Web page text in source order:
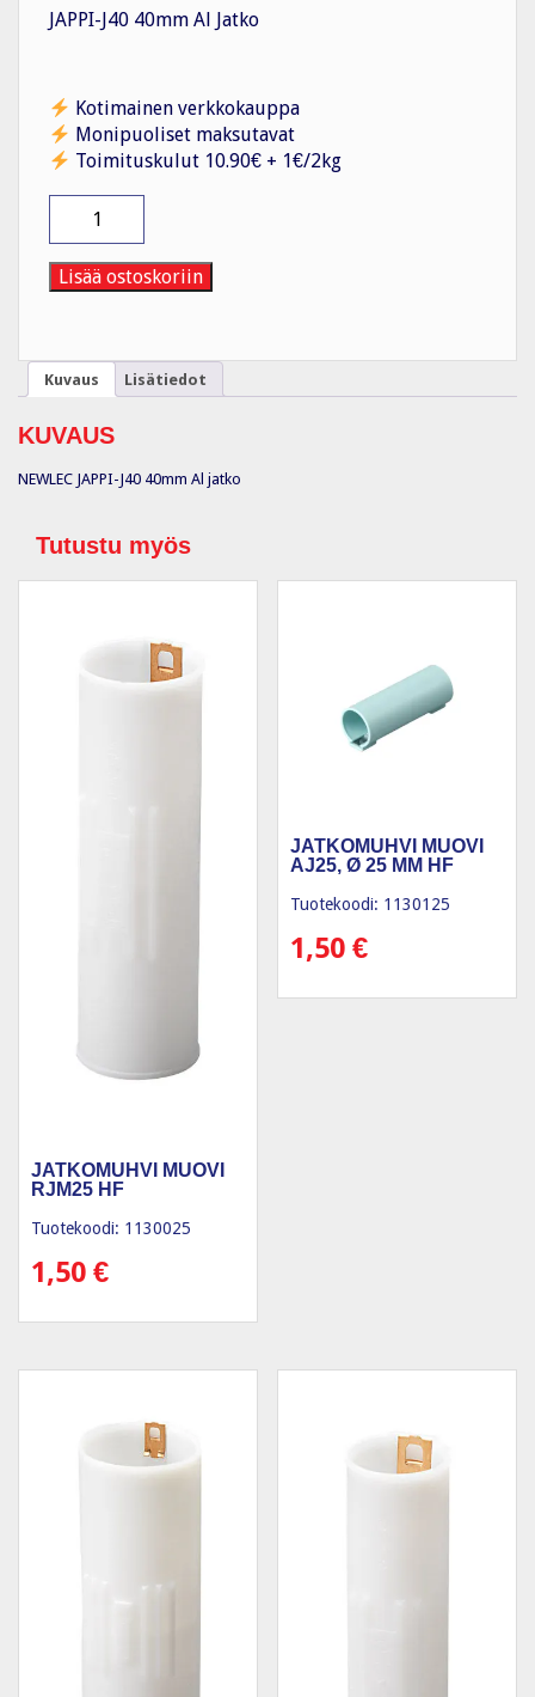
JAPPI-J40 40mm Al Jatko
Kotimainen verkkokauppa
Monipuoliset maksutavat
Toimituskulut 10.90€ + 1€/2kg
metalli
JAPPI-
J40
40mm
määrä
Lisää ostoskoriin
Kuvaus Lisätiedot
KUVAUS
NEWLEC JAPPI-J40 40mm Al jatko
Tutustu myös
JATKOMUHVI MUOVI
RJM25 HF
Tuotekoodi: 1130025
1,50 €
JATKOMUHVI MUOVI
AJ25, Ø 25 MM HF
Tuotekoodi: 1130125
1,50€